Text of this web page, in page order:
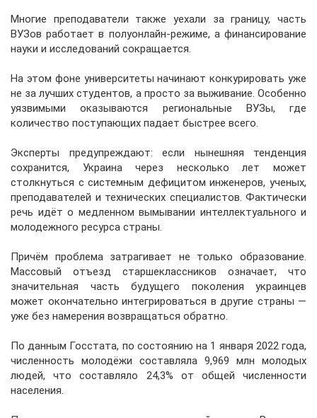
Многие преподаватели также уехали за границу, часть
ВУЗов работает в полуонлайн-режиме, а финансирование
науки и исследований сокращается.
На этом фоне университеты начинают конкурировать уже
не за лучших студентов, а просто за выживание. Особенно
уязвимыми оказываются региональные ВУЗы, где
количество поступающих падает быстрее всего.
Эксперты предупреждают: если нынешняя тенденция
сохранится, Украина через несколько лет может
столкнуться с системным дефицитом инженеров, ученых,
преподавателей и технических специалистов. Фактически
речь идёт о медленном вымывании интеллектуального и
молодежного ресурса страны.
Причём проблема затрагивает не только образование.
Массовый отъезд старшеклассников означает, что
значительная часть будущего поколения украинцев
может окончательно интегрироваться в другие страны —
уже без намерения возвращаться обратно.
По данным Госстата, по состоянию на 1 января 2022 года,
численность молодёжи составляла 9,969 млн молодых
людей, что составляло 24,3% от общей численности
населения.